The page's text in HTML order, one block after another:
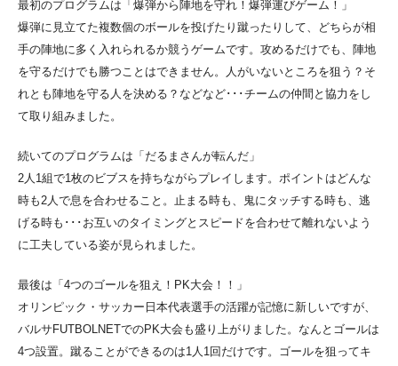
最初のプログラムは「爆弾から陣地を守れ！爆弾運びゲーム！」
爆弾に見立てた複数個のボールを投げたり蹴ったりして、どちらが相
手の陣地に多く入れられるか競うゲームです。攻めるだけでも、陣地
を守るだけでも勝つことはできません。人がいないところを狙う？そ
れとも陣地を守る人を決める？などなど･･･チームの仲間と協力をし
て取り組みました。
続いてのプログラムは「だるまさんが転んだ」
2人1組で1枚のビブスを持ちながらプレイします。ポイントはどんな
時も2人で息を合わせること。止まる時も、鬼にタッチする時も、逃
げる時も･･･お互いのタイミングとスピードを合わせて離れないよう
に工夫している姿が見られました。
最後は「4つのゴールを狙え！PK大会！！」
オリンピック・サッカー日本代表選手の活躍が記憶に新しいですが、
バルサFUTBOLNETでのPK大会も盛り上がりました。なんとゴールは
4つ設置。蹴ることができるのは1人1回だけです。ゴールを狙ってキ